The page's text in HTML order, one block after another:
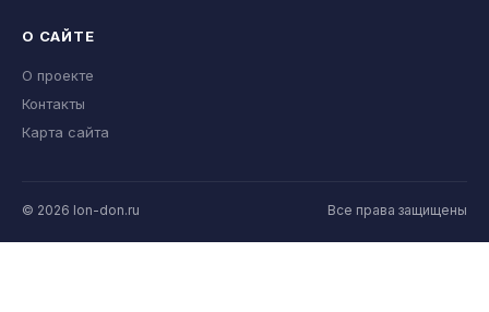
О САЙТЕ
О проекте
Контакты
Карта сайта
© 2026 lon-don.ru Все права защищены